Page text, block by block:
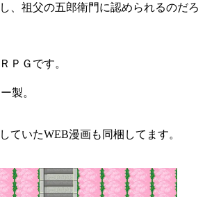
、祖父の五郎衛門に認められるのだろ
ＰＧです。
製。
ていたWEB漫画も同梱してます。